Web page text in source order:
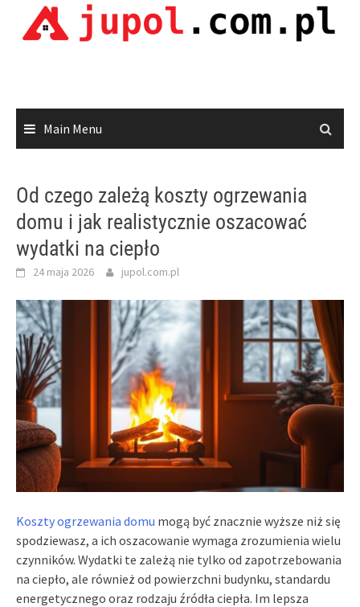
Main Menu
Od czego zależą koszty ogrzewania
domu i jak realistycznie oszacować
wydatki na ciepło
24 maja 2026 jupol.com.pl
Koszty ogrzewania domu mogą być znacznie wyższe niż się
spodziewasz, a ich oszacowanie wymaga zrozumienia wielu
czynników. Wydatki te zależą nie tylko od zapotrzebowania
na ciepło, ale również od powierzchni budynku, standardu
energetycznego oraz rodzaju źródła ciepła. Im lepsza